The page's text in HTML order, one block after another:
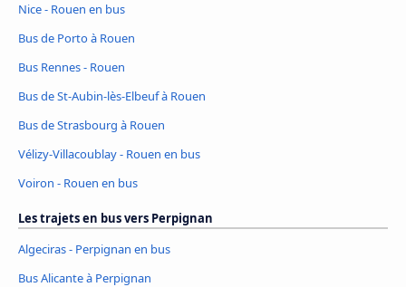
Nice - Rouen en bus
Bus de Porto à Rouen
Bus Rennes - Rouen
Bus de St-Aubin-lès-Elbeuf à Rouen
Bus de Strasbourg à Rouen
Vélizy-Villacoublay - Rouen en bus
Voiron - Rouen en bus
Les trajets en bus vers Perpignan
Algeciras - Perpignan en bus
Bus Alicante à Perpignan